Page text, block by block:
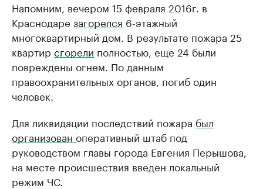
Напомним, вечером 15 февраля 2016г. в
Краснодаре загорелся 6-этажный
многоквартирный дом. В результате пожара 25
квартир сгорели полностью, еще 24 были
повреждены огнем. По данным
правоохранительных органов, погиб один
человек.
Для ликвидации последствий пожара был
организован оперативный штаб под
руководством главы города Евгения Перышова,
на месте происшествия введен локальный
режим ЧС.